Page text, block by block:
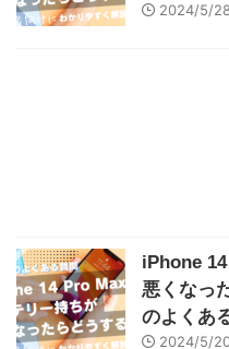
2024/5/28
iPhone
悪くなっ
のよくあ
2024/5/